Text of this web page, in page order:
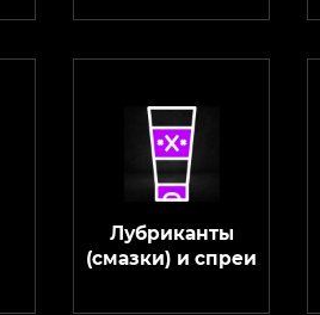
Лубриканты
(смазки) и спреи